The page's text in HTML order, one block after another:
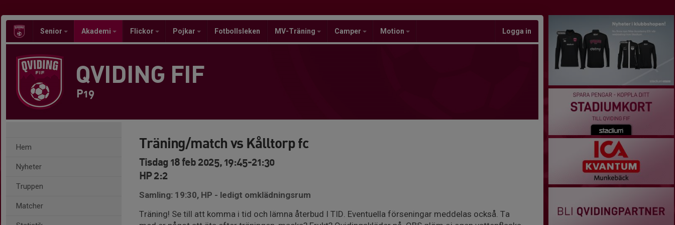
Senior Akademi Flickor Pojkar Fotbollsleken MV-Träning Camper Motion Logga in
QVIDING FIF
P19
Hem
Nyheter
Truppen
Matcher
Träning/match vs Kålltorp fc
Tisdag 18 feb 2025, 19:45-21:30
HP 2:2
Samling: 19:30, HP - ledigt omklädningsrum
Träning! Se till att komma i tid och lämna återbud I TID. Eventuella förseningar meddelas också. Ta